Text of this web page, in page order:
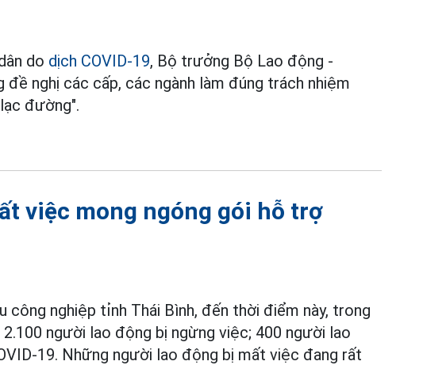
do dịch COVID-19, Bộ trưởng Bộ Lao động -
nghị các cấp, các ngành làm đúng trách nhiệm
đường".
việc mong ngóng gói hỗ trợ
công nghiệp tỉnh Thái Bình, đến thời điểm này, trong
người lao động bị ngừng việc; 400 người lao
19. Những người lao động bị mất việc đang rất